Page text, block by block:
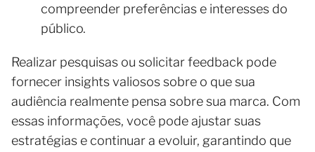
compreender preferências e interesses do
público.
Realizar pesquisas ou solicitar feedback pode
fornecer insights valiosos sobre o que sua
audiência realmente pensa sobre sua marca. Com
essas informações, você pode ajustar suas
estratégias e continuar a evoluir, garantindo que